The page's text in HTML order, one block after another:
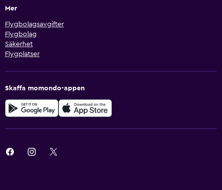
Mer
Flygbolagsavgifter
Flygbolag
Säkerhet
Flygplatser
Skaffa momondo-appen